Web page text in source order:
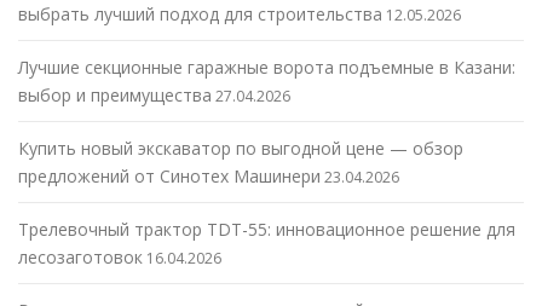
выбрать лучший подход для строительства 12.05.2026
Лучшие секционные гаражные ворота подъемные в Казани:
выбор и преимущества 27.04.2026
Купить новый экскаватор по выгодной цене — обзор
предложений от Синотех Машинери 23.04.2026
Трелевочный трактор TDT-55: инновационное решение для
лесозаготовок 16.04.2026